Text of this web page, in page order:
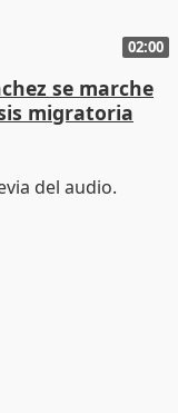
02:00
se marche
migratoria